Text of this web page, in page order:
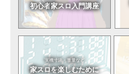
初心者家スロ入門講座
実機寸法・重量など
家スロを楽しむために